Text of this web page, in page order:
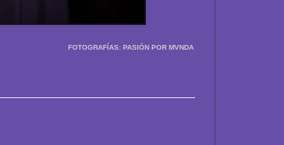
FOTOGRAFÍAS: PASIÓN POR MVNDA